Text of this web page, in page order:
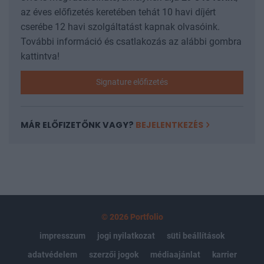
az éves előfizetés keretében tehát 10 havi díjért
cserébe 12 havi szolgáltatást kapnak olvasóink.
További információ és csatlakozás az alábbi gombra
kattintva!
Signature előfizetés
MÁR ELŐFIZETŐNK VAGY? BEJELENTKEZÉS
© 2026 Portfolio
impresszum
jogi nyilatkozat
süti beállítások
adatvédelem
szerzői jogok médiaajánlat karrier